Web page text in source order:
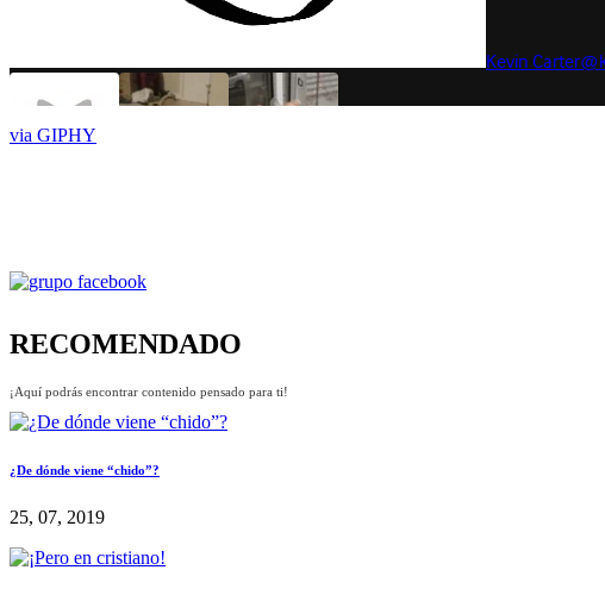
via GIPHY
RECOMENDADO
¡Aquí podrás encontrar contenido pensado para ti!
¿De dónde viene “chido”?
25, 07, 2019